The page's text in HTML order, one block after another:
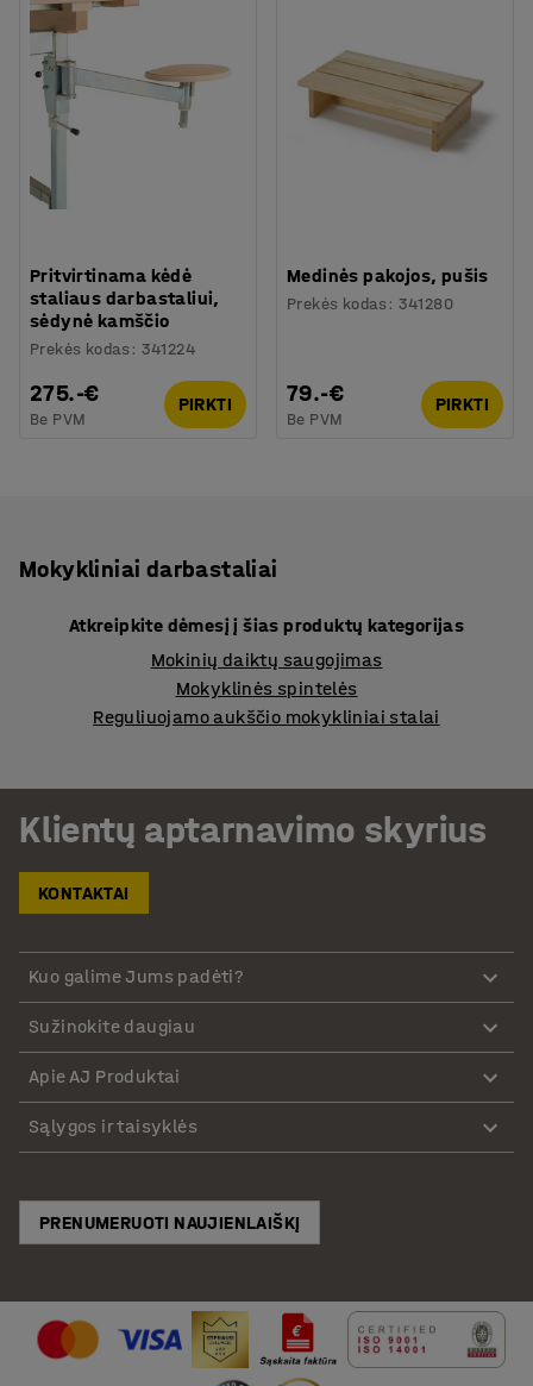
Pritvirtinama kėdė
staliaus darbastaliui,
sėdynė kamščio
Prekės kodas : 341224
275.-€
Be PVM
PIRKTI
Medinės pakojos, pušis
Prekės kodas : 341280
79.-€
Be PVM
PIRKTI
Mokykliniai darbastaliai
Atkreipkite dėmesį į šias produktų kategorijas
Mokinių daiktų saugojimas
Mokyklinės spintelės
Reguliuojamo aukščio mokykliniai stalai
Klientų aptarnavimo skyrius
KONTAKTAI
Kuo galime Jums padėti?
Sužinokite daugiau
Apie AJ Produktai
Sąlygos ir taisyklės
PRENUMERUOTI NAUJIENLAIŠKĮ